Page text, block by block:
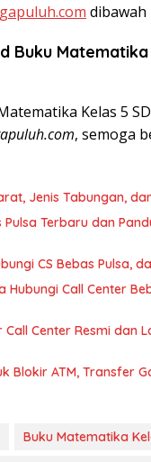
dibawah
Buku
Kelas 5
, semoga
Jenis Tabungan,
Terbaru dan
CS Bebas Pulsa,
Call Center
Center Resmi dan
Blokir ATM, Transfer
Buku Matematika